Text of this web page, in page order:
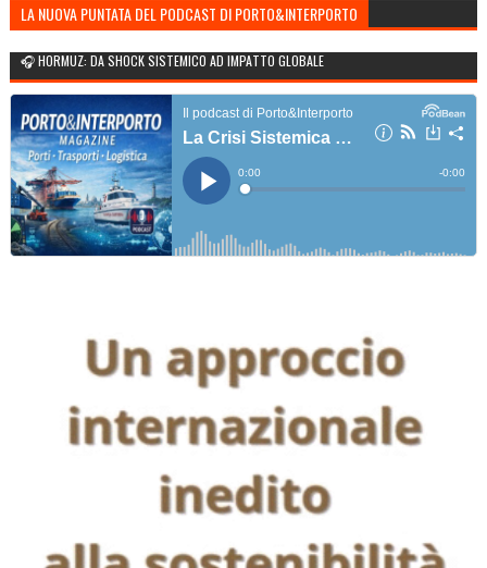
LA NUOVA PUNTATA DEL PODCAST DI PORTO&INTERPORTO
🎧 HORMUZ: DA SHOCK SISTEMICO AD IMPATTO GLOBALE